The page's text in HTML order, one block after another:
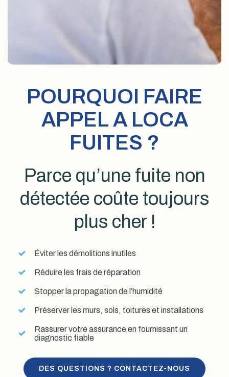
POURQUOI FAIRE
APPEL A LOCA
FUITES ?
Parce qu’une fuite non
détectée coûte toujours
plus cher !
Éviter les démolitions inutiles
Réduire les frais de réparation
Stopper la propagation de l’humidité
Préserver les murs, sols, toitures et installations
Rassurer votre assurance en fournissant un
diagnostic fiable
DES QUESTIONS ? CONTACTEZ-NOUS